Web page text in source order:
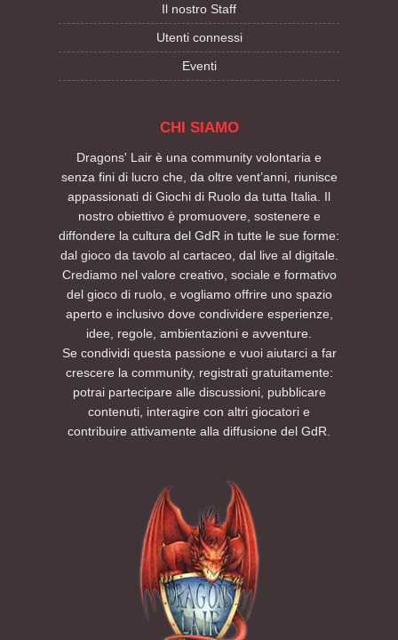
Il nostro Staff
Utenti connessi
Eventi
CHI SIAMO
Dragons' Lair è una community volontaria e
senza fini di lucro che, da oltre vent’anni, riunisce
appassionati di Giochi di Ruolo da tutta Italia. Il
nostro obiettivo è promuovere, sostenere e
diffondere la cultura del GdR in tutte le sue forme:
dal gioco da tavolo al cartaceo, dal live al digitale.
Crediamo nel valore creativo, sociale e formativo
del gioco di ruolo, e vogliamo offrire uno spazio
aperto e inclusivo dove condividere esperienze,
idee, regole, ambientazioni e avventure.
Se condividi questa passione e vuoi aiutarci a far
crescere la community, registrati gratuitamente:
potrai partecipare alle discussioni, pubblicare
contenuti, interagire con altri giocatori e
contribuire attivamente alla diffusione del GdR.